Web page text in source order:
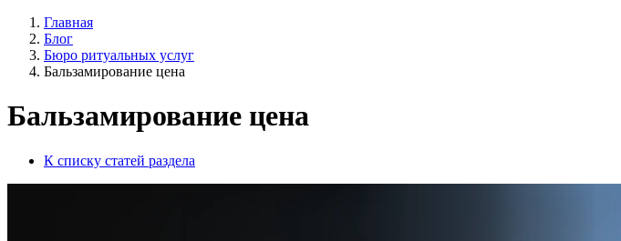
Главная
Блог
Бюро ритуальных услуг
Бальзамирование цена
Бальзамирование цена
К списку статей раздела